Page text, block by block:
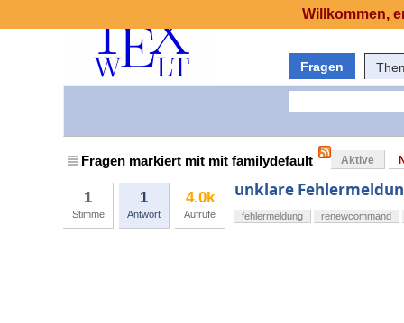
Fragen
Fragen markiert mit mit familydefault Aktive
1
Stimme
1
Antwort
4.0k
Aufrufe
unklare
fehlermeldung renewcommand
Willkommen,